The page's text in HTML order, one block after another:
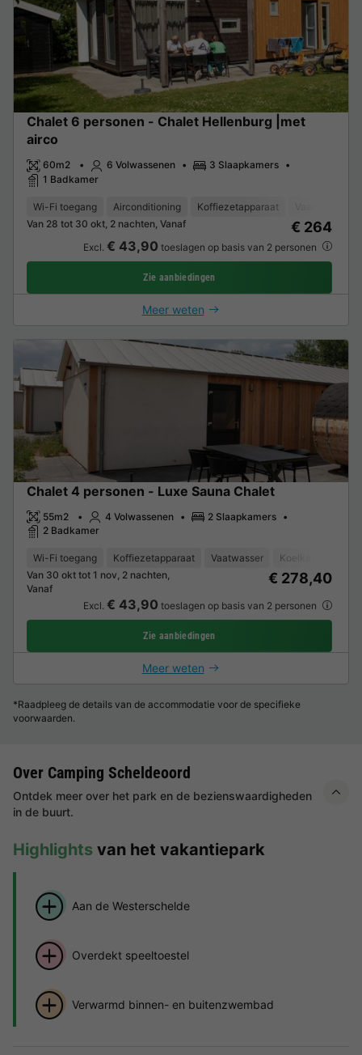
Chalet 6 personen - Chalet Hellenburg |met
airco
60m2 6 Volwassenen
3 Slaapkamers
1 Badkamer
Wi-Fi toegang Airconditioning Koffiezetapparaat
Van 28 tot 30 okt, 2 nachten, Vanaf
€ 264
Excl. € 43,90 toeslagen op basis van 2 personen
Zie aanbiedingen
Meer weten
Chalet 4 personen - Luxe Sauna Chalet
55m2 4 Volwassenen
2 Slaapkamers
2 Badkamer
Wi-Fi toegang Koffiezetapparaat Vaatwasser Koelkast
Van 30 okt tot 1 nov, 2 nachten,
Vanaf
€ 278,40
Excl. € 43,90 toeslagen op basis van 2 personen
Zie aanbiedingen
Meer weten
*Raadpleeg de details van de accommodatie voor de specifieke
voorwaarden.
Over Camping Scheldeoord
Ontdek meer over het park en de bezienswaardigheden
in de buurt.
Highlights van het vakantiepark
Aan de Westerschelde
Overdekt speeltoestel
Verwarmd binnen- en buitenzwembad